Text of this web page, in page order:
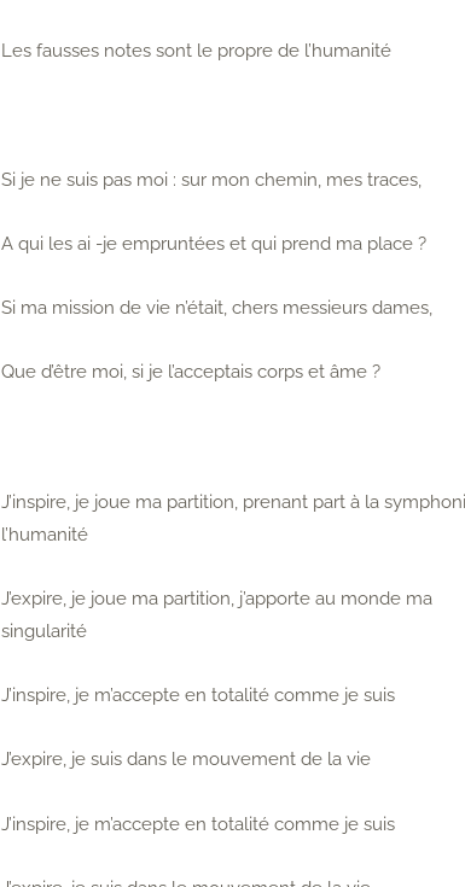
Les fausses notes sont le propre de l’humanité
Si je ne suis pas moi : sur mon chemin, mes traces,
A qui les ai -je empruntées et qui prend ma place ?
Si ma mission de vie n’était, chers messieurs dames,
Que d’être moi, si je l’acceptais corps et âme ?
J’inspire, je joue ma partition, prenant part à la
l’humanité
J’expire, je joue ma partition, j’apporte au monde ma
singularité
J’inspire, je m’accepte en totalité comme je suis
J’expire, je suis dans le mouvement de la vie
J’inspire, je m’accepte en totalité comme je suis